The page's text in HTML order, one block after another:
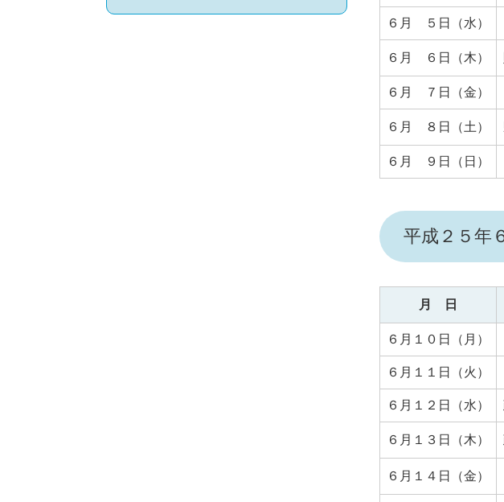
６月 ５日（水）
６月 ６日（木）
６月 ７日（金）
６月 ８日（土）
６月 ９日（日）
平成２５年
月 日
６月１０日（月）
６月１１日（火）
６月１２日（水）
６月１３日（木）
６月１４日（金）